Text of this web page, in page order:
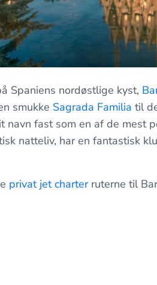
Spaniens nordøstlige kyst,
smukke Sagrada Familia til
navn fast som en af de mest
natteliv, har en fantastisk
privat jet charterruterne til